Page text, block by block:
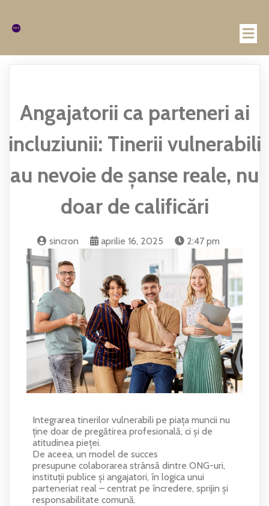
Angajatorii ca parteneri ai
incluziunii: Tinerii vulnerabili
au nevoie de șanse reale, nu
doar de calificări
sincron aprilie 16, 2025 2:47 pm
Integrarea tinerilor vulnerabili pe piața muncii nu
ține doar de pregătirea profesională, ci și de
atitudinea pieței.
De aceea, un model de succes
presupune colaborarea strânsă dintre ONG-uri,
instituții publice și angajatori, în logica unui
parteneriat real – centrat pe încredere, sprijin și
responsabilitate comună.